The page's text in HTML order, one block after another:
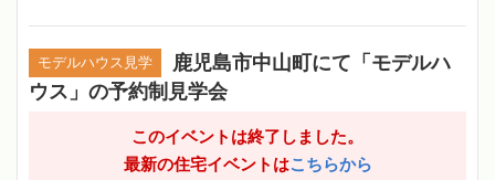
鹿児島市中山町にて「モデルハ
ウス」の予約制見学会
このイベントは終了しました。
最新の住宅イベントはこちらから
モデルハウス見学